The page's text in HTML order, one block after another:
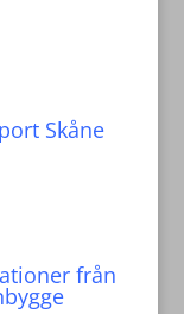
Skåne
från